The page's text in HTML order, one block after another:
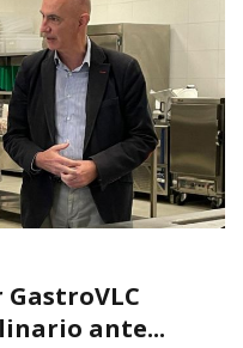
ante...